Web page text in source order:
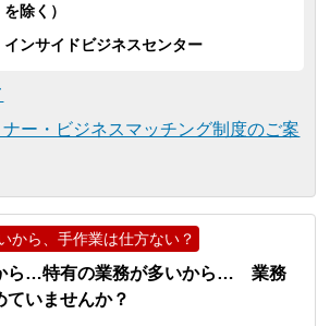
を除く）
インサイドビジネスセンター
ー・ビジネスマッチング制度のご案
から、手作業は仕方ない？
ら…特有の業務が多いから… 業務
ていませんか？